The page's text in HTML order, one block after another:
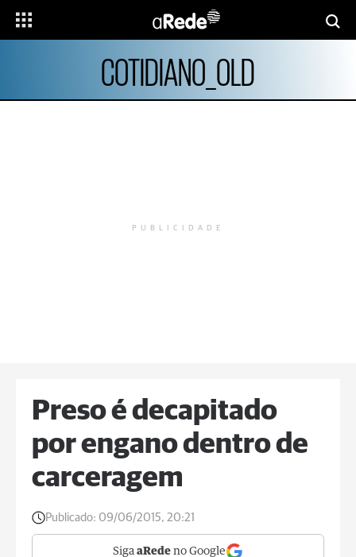
COTIDIANO_OLD
PUBLICIDADE
Preso é decapitado
por engano dentro de
carceragem
Publicado: 09/06/2015, 20:21
Siga aRede no Google